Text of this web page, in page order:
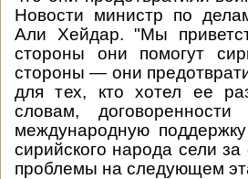
Новости министр по
Али Хейдар. "Мы
стороны они помогут
стороны — они
для тех, кто хотел ее
словам,
международную
сирийского народа сели
проблемы на следующем